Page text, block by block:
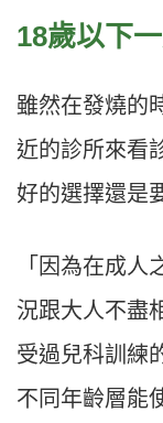
18歲以下
雖然在發燒的
近的診所來看
好的選擇還是
「因為在成
況跟大人不盡
受過兒科訓練
不同年齡層能